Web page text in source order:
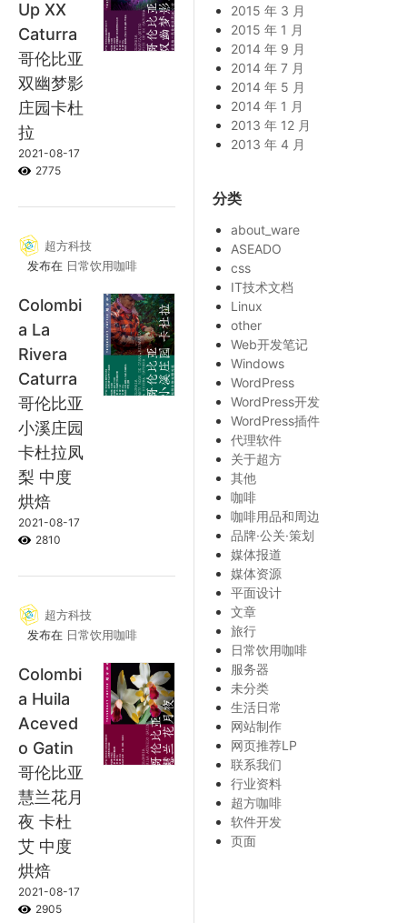
Up XX
Caturra
哥伦比亚
双幽梦影
庄园卡杜
拉
2021-08-17
2775
超方科技
发布在 日常饮用咖啡
Colombi
a La
Rivera
Caturra
哥伦比亚
小溪庄园
卡杜拉凤
梨 中度
烘焙
2021-08-17
2810
超方科技
发布在 日常饮用咖啡
Colombi
a Huila
Aceved
o Gatin
哥伦比亚
慧兰花月
夜 卡杜
艾 中度
烘焙
2021-08-17
2905
2015 年 3 月
2015 年 1 月
2014 年 9 月
2014 年 7 月
2014 年 5 月
2014 年 1 月
2013 年 12 月
2013 年 4 月
分类
about_ware
ASEADO
css
IT技术文档
Linux
other
Web开发笔记
Windows
WordPress
WordPress开发
WordPress插件
代理软件
关于超方
其他
咖啡
咖啡用品和周边
品牌·公关·策划
媒体报道
媒体资源
平面设计
文章
旅行
日常饮用咖啡
服务器
未分类
生活日常
网站制作
网页推荐LP
联系我们
行业资料
超方咖啡
软件开发
页面